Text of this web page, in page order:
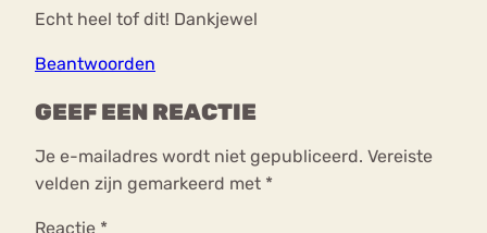
Echt heel tof dit! Dankjewel
Beantwoorden
GEEF EEN REACTIE
Je e-mailadres wordt niet gepubliceerd. Vereiste
velden zijn gemarkeerd met *
Reactie *